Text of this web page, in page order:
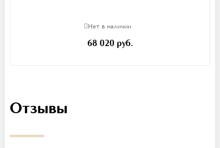
Нет в наличии
68 020 руб.
Отзывы